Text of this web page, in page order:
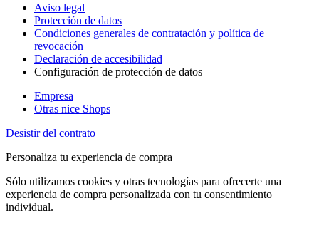
Aviso legal
Protección de datos
Condiciones generales de contratación y política de
revocación
Declaración de accesibilidad
Configuración de protección de datos
Empresa
Otras nice Shops
Desistir del contrato
Personaliza tu experiencia de compra
Sólo utilizamos cookies y otras tecnologías para ofrecerte una
experiencia de compra personalizada con tu consentimiento
individual.